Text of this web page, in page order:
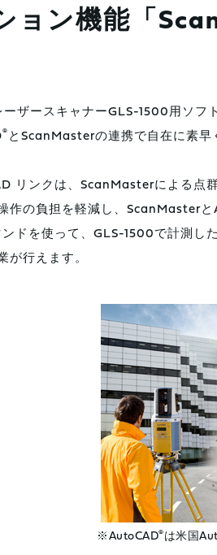
ョン機能「
ーザースキャナーGLS-1500用ソ
® とScanMasterの連携で自在に素早
リンクは、ScanMasterによる点
作の負担を軽減し、ScanMaster
ドを使って、GLS-1500で計測し
が行えます。
※AutoCAD®は米国